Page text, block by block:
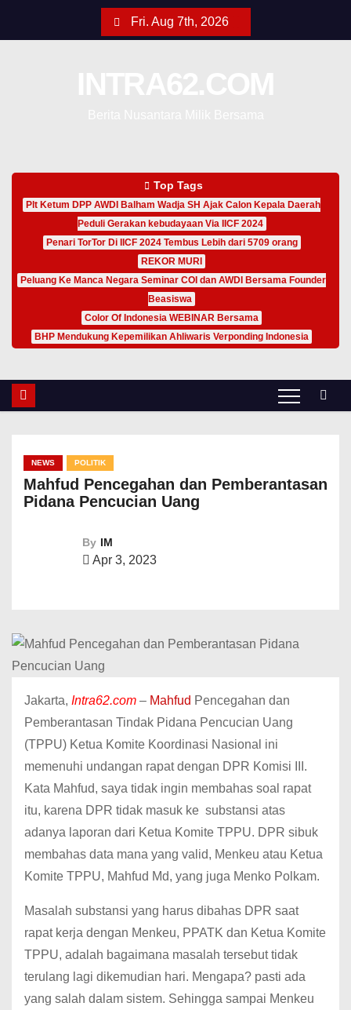
Fri. Aug 7th, 2026
Top Tags
Plt Ketum DPP AWDI Balham Wadja SH Ajak Calon Kepala Daerah
Peduli Gerakan kebudayaan Via IICF 2024
Penari TorTor Di IICF 2024 Tembus Lebih dari 5709 orang
REKOR MURI
Peluang Ke Manca Negara Seminar COI dan AWDI Bersama Founder
Beasiswa
Color Of Indonesia WEBINAR Bersama
BHP Mendukung Kepemilikan Ahliwaris Verponding Indonesia
NEWS POLITIK
Mahfud Pencegahan dan Pemberantasan
Pidana Pencucian Uang
By IM
Apr 3, 2023
Jakarta, Intra62.com – Mahfud Pencegahan dan
Pemberantasan Tindak Pidana Pencucian Uang
(TPPU) Ketua Komite Koordinasi Nasional ini
memenuhi undangan rapat dengan DPR Komisi III.
Kata Mahfud, saya tidak ingin membahas soal rapat
itu, karena DPR tidak masuk ke substansi atas
adanya laporan dari Ketua Komite TPPU. DPR sibuk
membahas data mana yang valid, Menkeu atau Ketua
Komite TPPU, Mahfud Md, yang juga Menko Polkam.
Masalah substansi yang harus dibahas DPR saat
rapat kerja dengan Menkeu, PPATK dan Ketua Komite
TPPU, adalah bagaimana masalah tersebut tidak
terulang lagi dikemudian hari. Mengapa? pasti ada
yang salah dalam sistem. Sehingga sampai Menkeu